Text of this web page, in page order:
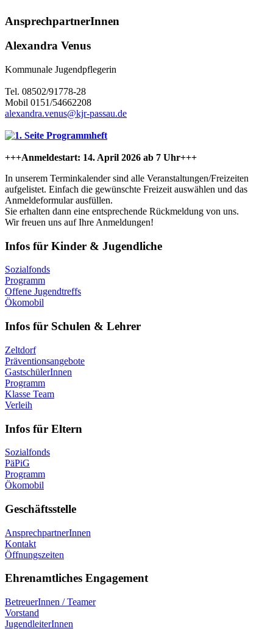
AnsprechpartnerInnen
Alexandra Venus
Kommunale Jugendpflegerin
Tel. 08502/91778-28
Mobil 0151/54662208
alexandra.venus@kjr-passau.de
+++Anmeldestart: 14. April 2026 ab 7 Uhr+++
In unserem Terminkalender sind alle Veranstaltungen/Freizeiten
aufgelistet. Einfach die gewünschte Freizeit auswählen und das
Anmeldeformular ausfüllen.
Sie erhalten dann eine entsprechende Rückmeldung von uns.
Wir freuen uns auf Ihre Anmeldungen!
Infos für Kinder & Jugendliche
Sozialfonds
Programm
Offene Jugendtreffs
Ökomobil
Infos für Schulen & Lehrer
Zeltdorf
Präventionsangebote
GastschülerInnen
Programm
Klasse Team
Verleih
Infos für Eltern
Sozialfonds
PäPiG
Programm
Ökomobil
Geschäftsstelle
AnsprechpartnerInnen
Kontakt
Öffnungszeiten
Ehrenamtliches Engagement
BetreuerInnen / Teamer
Vorstand
JugendleiterInnen